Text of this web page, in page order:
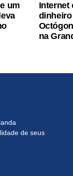
um
Internet
na
de seus